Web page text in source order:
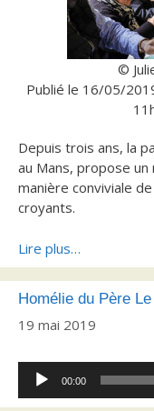
©
Publié le 16/05/
Depuis trois ans, la
au Mans, propose
manière conviviale
croyants.
Lire plus…
Homélie du Père
19 mai 2019
Lecteur
audio
00:00